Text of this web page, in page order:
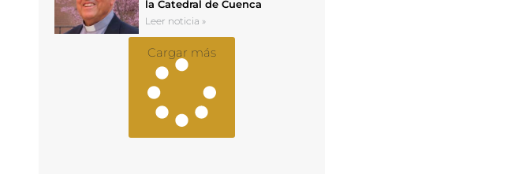
la Catedral de Cuenca
Leer noticia »
Cargar más